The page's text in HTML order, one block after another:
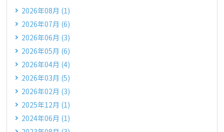
2026年08月 (1)
2026年07月 (6)
2026年06月 (3)
2026年05月 (6)
2026年04月 (4)
2026年03月 (5)
2026年02月 (3)
2025年12月 (1)
2024年06月 (1)